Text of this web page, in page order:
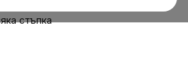
шорти – комфорт и
стъпка